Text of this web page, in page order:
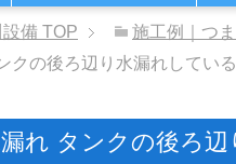
備 TOP 施工例｜つ
クの後ろ辺り水漏れしてい
れ タンクの後ろ